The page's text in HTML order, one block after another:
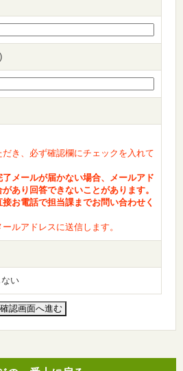
き、必ず確認欄にチェックを入れて
メールが届かない場合、メールアド
あり回答できないことがあります。
お電話で担当課までお問い合わせく
ルアドレスに送信します。
い